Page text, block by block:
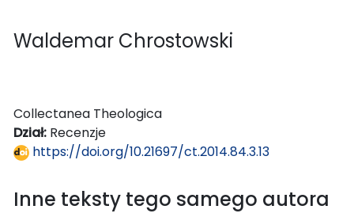
Waldemar Chrostowski
Collectanea Theologica
Dział: Recenzje
https://doi.org/10.21697/ct.2014.84.3.13
Inne teksty tego samego autora